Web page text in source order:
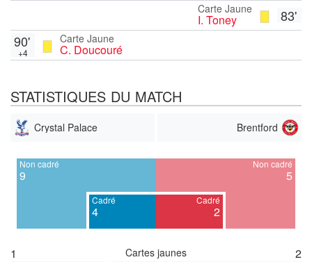
83'
Carte Jaune
I. Toney
Carte Jaune
C. Doucouré
90'
+4
STATISTIQUES DU MATCH
Crystal Palace Brentford
Non cadré
9
Cadré
4
Cadré
2
Non cadré
5
1 Cartes jaunes 2